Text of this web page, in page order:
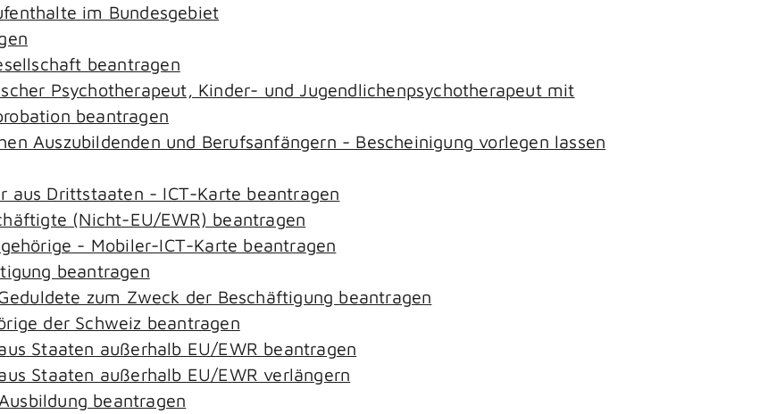
im Bundesgebiet
beantragen
Psychotherapeut, Kinder- und Jugendlichenpsychotherapeut mit
beantragen
Auszubildenden und Berufsanfängern - Bescheinigung vorlegen lassen
aus Drittstaaten - ICT-Karte beantragen
(Nicht-EU/EWR) beantragen
- Mobiler-ICT-Karte beantragen
beantragen
zum Zweck der Beschäftigung beantragen
der Schweiz beantragen
Staaten außerhalb EU/EWR beantragen
Staaten außerhalb EU/EWR verlängern
beantragen